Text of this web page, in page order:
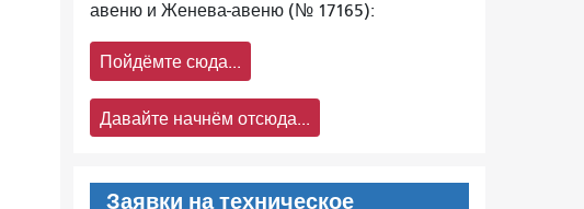
авеню и Женева-авеню (№ 17165):
Пойдёмте сюда...
Давайте начнём отсюда...
Заявки на техническое